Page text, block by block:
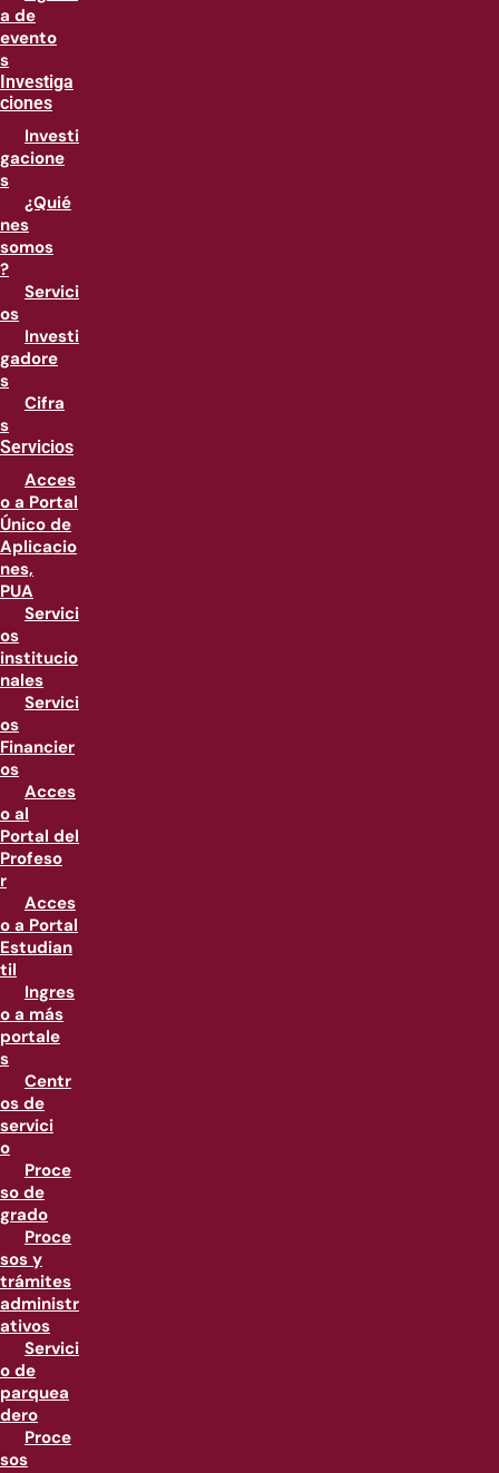
a de
evento
s
Investiga
ciones
Investi
gacione
s
¿Quié
nes
somos
?
Servici
os
Investi
gadore
s
Cifra
s
Servicios
Acces
o a Portal
Único de
Aplicacio
nes,
PUA
Servici
os
institucio
nales
Servici
os
Financier
os
Acces
o al
Portal del
Profeso
r
Acces
o a Portal
Estudian
til
Ingres
o a más
portale
s
Centr
os de
servici
o
Proce
so de
grado
Proce
sos y
trámites
administr
ativos
Servici
o de
parquea
dero
Proce
sos